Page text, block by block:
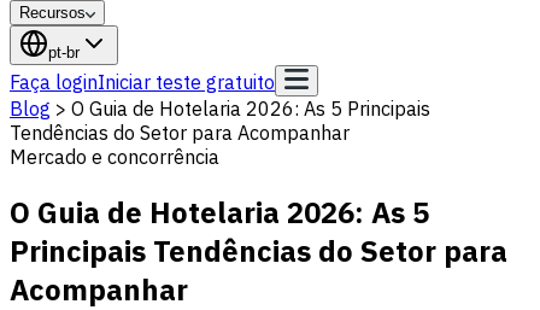
Recursos
pt-br
Faça loginIniciar teste gratuito
Blog > O Guia de Hotelaria 2026: As 5 Principais
Tendências do Setor para Acompanhar
Mercado e concorrência
O Guia de Hotelaria 2026: As 5
Principais Tendências do Setor para
Acompanhar